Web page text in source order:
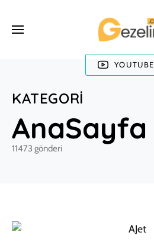
YOUTUBE
KATEGORI
AnaSayfa
11473 gönderi